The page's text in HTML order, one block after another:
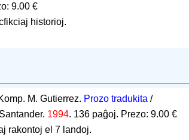
9.00 €
historioj.
M. Gutierrez. Prozo tradukita /
1994. 136 paĝoj. Prezo: 9.00 €
rakontoj el 7 landoj.